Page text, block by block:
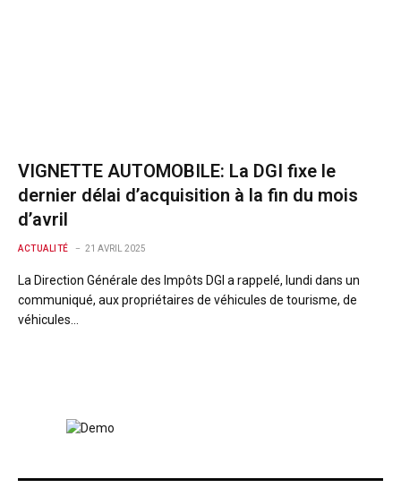
VIGNETTE AUTOMOBILE: La DGI fixe le
dernier délai d’acquisition à la fin du mois
d’avril
ACTUALITÉ 21 AVRIL 2025
La Direction Générale des Impôts DGI a rappelé, lundi dans un
communiqué, aux propriétaires de véhicules de tourisme, de
véhicules…